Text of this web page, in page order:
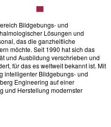
Bildgebungs- und
Lösungen und
das die ganzheitliche
möchte. Seit 1990 hat sich das
und Ausbildung verschrieben und
für das es weltweit bekannt ist. Mit
intelligenter Bildgebungs- und
Engineering auf einer
und Herstellung modernster